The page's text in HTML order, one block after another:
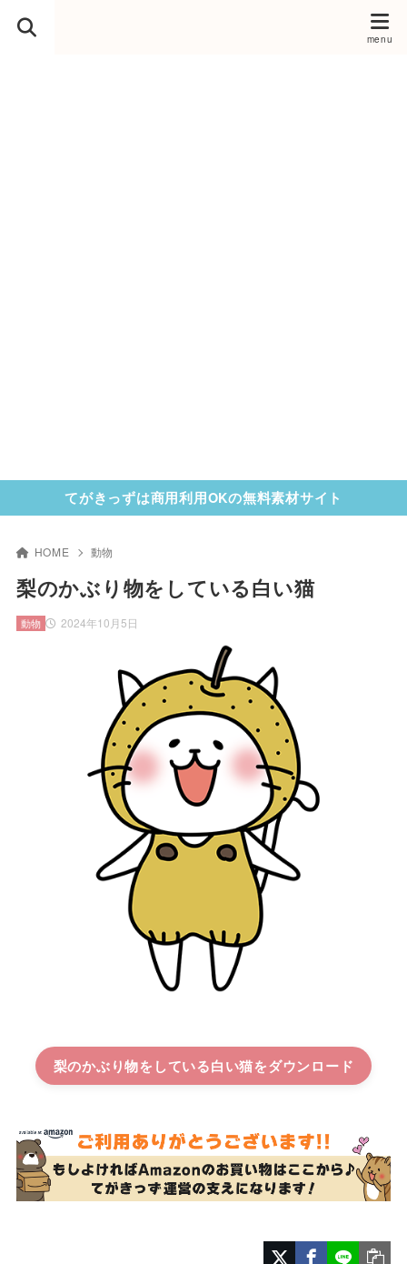
てがきっずは商用利用OKの無料素材サイト
HOME 動物
梨のかぶり物をしている白い猫
2024年10月5日
動物
梨のかぶり物をしている白い猫